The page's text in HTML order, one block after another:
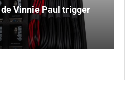
Vinnie Paul trigger